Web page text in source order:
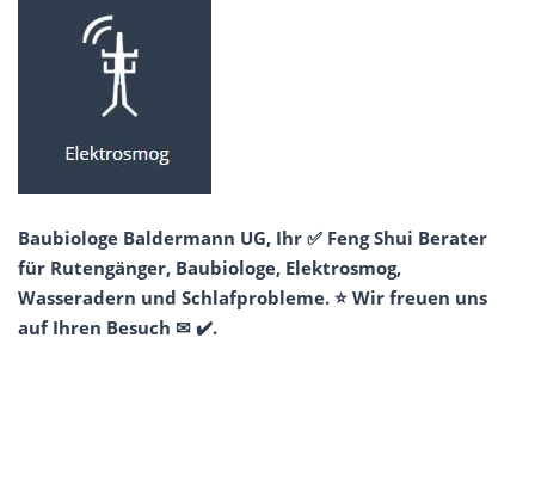
Baubiologe Baldermann UG, Ihr ✅ Feng Shui Berater
für Rutengänger, Baubiologe, Elektrosmog,
Wasseradern und Schlafprobleme. ⭐ Wir freuen uns
auf Ihren Besuch ✉ ✔️.